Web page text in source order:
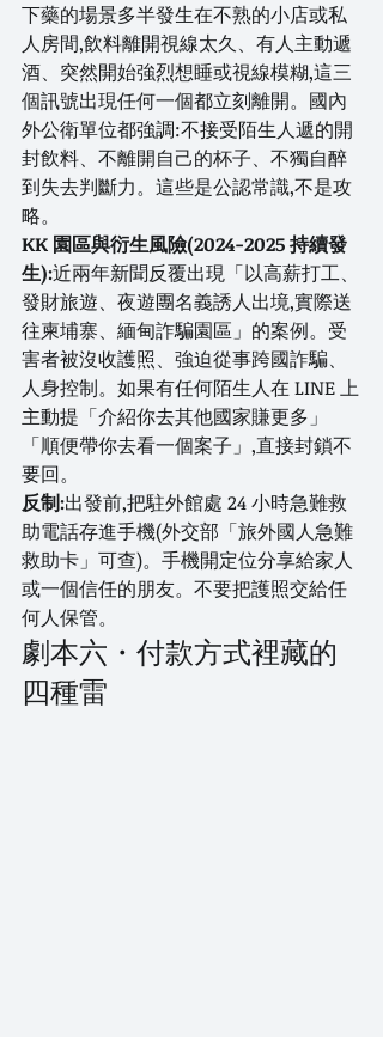
下藥的場景多半發生在不熟的小店或私
人房間,飲料離開視線太久、有人主動遞
酒、突然開始強烈想睡或視線模糊,這三
個訊號出現任何一個都立刻離開。國內
外公衛單位都強調:不接受陌生人遞的開
封飲料、不離開自己的杯子、不獨自醉
到失去判斷力。這些是公認常識,不是攻
略。
KK 園區與衍生風險(2024-2025 持續發
生):近兩年新聞反覆出現「以高薪打工、
發財旅遊、夜遊團名義誘人出境,實際送
往柬埔寨、緬甸詐騙園區」的案例。受
害者被沒收護照、強迫從事跨國詐騙、
人身控制。如果有任何陌生人在 LINE 上
主動提「介紹你去其他國家賺更多」
「順便帶你去看一個案子」,直接封鎖不
要回。
反制:出發前,把駐外館處 24 小時急難救
助電話存進手機(外交部「旅外國人急難
救助卡」可查)。手機開定位分享給家人
或一個信任的朋友。不要把護照交給任
何人保管。
劇本六・付款方式裡藏的
四種雷